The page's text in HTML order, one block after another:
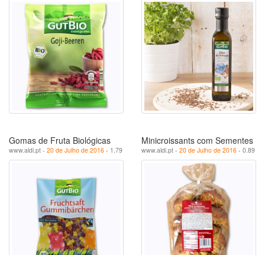
Gomas de Fruta Biológicas
www.aldi.pt - 20 de Julho de 2016 - 1.79
Minicroissants com Sementes
www.aldi.pt - 20 de Julho de 2016 - 0.89